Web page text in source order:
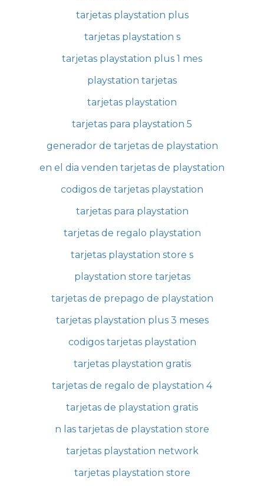
tarjetas playstation plus
tarjetas playstation s
tarjetas playstation plus 1 mes
playstation tarjetas
tarjetas playstation
tarjetas para playstation 5
generador de tarjetas de playstation
en el dia venden tarjetas de playstation
codigos de tarjetas playstation
tarjetas para playstation
tarjetas de regalo playstation
tarjetas playstation store s
playstation store tarjetas
tarjetas de prepago de playstation
tarjetas playstation plus 3 meses
codigos tarjetas playstation
tarjetas playstation gratis
tarjetas de regalo de playstation 4
tarjetas de playstation gratis
n las tarjetas de playstation store
tarjetas playstation network
tarjetas playstation store